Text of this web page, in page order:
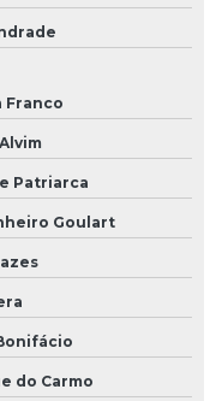
Franco
Patriarca
Goulart
do Carmo